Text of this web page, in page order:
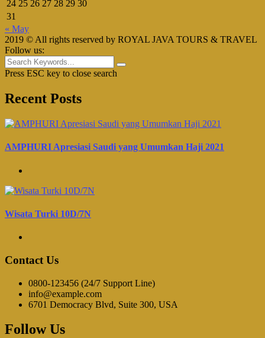
24 25 26 27 28 29 30
31
« May
2019 © All rights reserved by ROYAL JAVA TOURS & TRAVEL
Follow us:
Press ESC key to close search
Recent Posts
AMPHURI Apresiasi Saudi yang Umumkan Haji 2021
Wisata Turki 10D/7N
Contact Us
0800-123456 (24/7 Support Line)
info@example.com
6701 Democracy Blvd, Suite 300, USA
Follow Us